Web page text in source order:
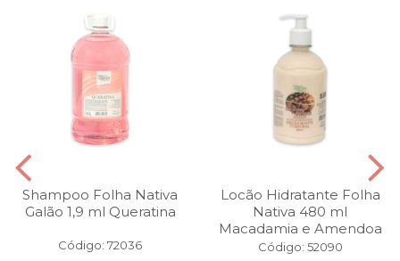
Shampoo Folha Nativa
Galão 1,9 ml Queratina
Código: 72036
Locão Hidratante Folha
Nativa 480 ml
Macadamia e Amendoa
Código: 52090